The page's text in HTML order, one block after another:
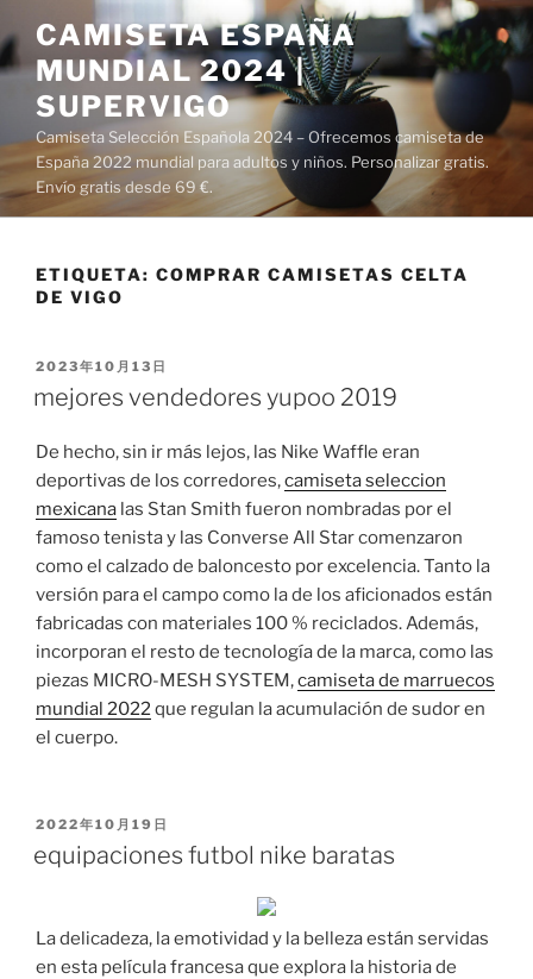
al
contenido
CAMISETA ESPAÑA
MUNDIAL 2024 |
SUPERVIGO
Camiseta Selección Española 2024 – Ofrecemos camiseta de
España 2022 mundial para adultos y niños. Personalizar gratis.
Envío gratis desde 69 €.
ETIQUETA: COMPRAR CAMISETAS CELTA
DE VIGO
PUBLICADO
2023年10月13日
mejores vendedores yupoo 2019
De hecho, sin ir más lejos, las Nike Waffle eran
deportivas de los corredores,camiseta seleccion
mexicana las Stan Smith fueron nombradas por el
famoso tenista y las Converse All Star comenzaron
como el calzado de baloncesto por excelencia. Tanto la
versión para el campo como la de los aficionados están
fabricadas con materiales 100 % reciclados. Además,
incorporan el resto de tecnología de la marca, como las
piezas MICRO-MESH SYSTEM,camiseta de marruecos
mundial 2022que regulan la acumulación de sudor en
el cuerpo.
PUBLICADO
2022年10月19日
equipaciones futbol nike baratas
La delicadeza, la emotividad y la belleza están servidas
en esta película francesa que explora la historia de